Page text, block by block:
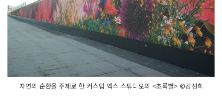
자연의 순환을 주제로 한 커스텀 엑스 스튜디오의 <초록별> ©강성희